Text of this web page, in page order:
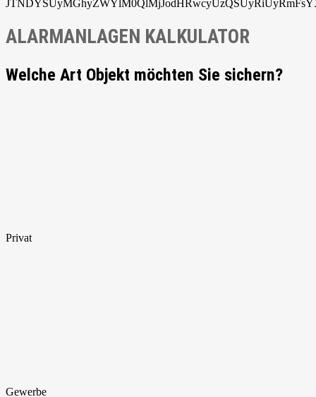
ALARMANLAGEN KALKULATOR
Welche Art Objekt möchten Sie sichern?
Privat
Gewerbe